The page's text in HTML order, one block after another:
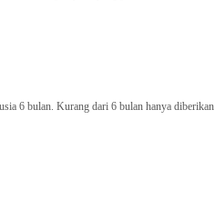
6 bulan. Kurang dari 6 bulan hanya diberikan